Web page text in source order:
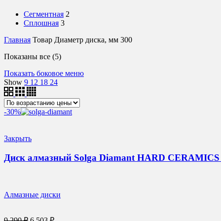
Сегментная 2
Сплошная 3
Главная Товар Диаметр диска, мм 300
Показаны все (5)Цены:
возрастанию
Показать боковое меню
Show 9 12 18 24
-30%
Закрыть
Диск алмазный Solga Diamant HARD
Алмазные диски
Первоначальная
Текущая